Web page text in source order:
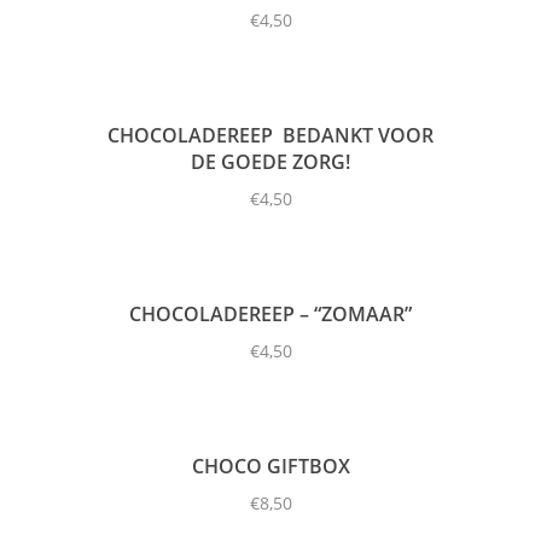
€4,50
CHOCOLADEREEP  BEDANKT VOOR
DE GOEDE ZORG!
€4,50
CHOCOLADEREEP – “ZOMAAR”
€4,50
CHOCO GIFTBOX
€8,50